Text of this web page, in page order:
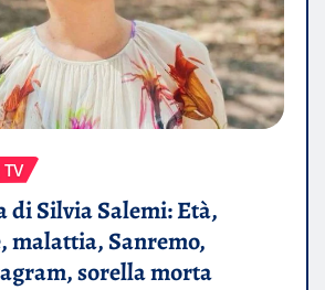
TV
di Silvia Salemi: Età,
malattia, Sanremo,
sorella morta